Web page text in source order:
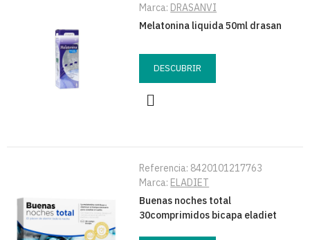
Marca: DRASANVI
Melatonina liquida 50ml drasan
DESCUBRIR
Referencia: 8420101217763
Marca: ELADIET
Buenas noches total
30comprimidos bicapa eladiet